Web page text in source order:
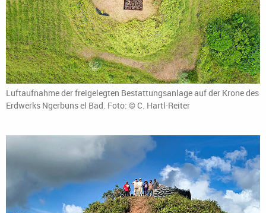
Luftaufnahme der freigelegten Bestattungsanlage auf der Krone des
Erdwerks Ngerbuns el Bad. Foto: © C. Hartl-Reiter